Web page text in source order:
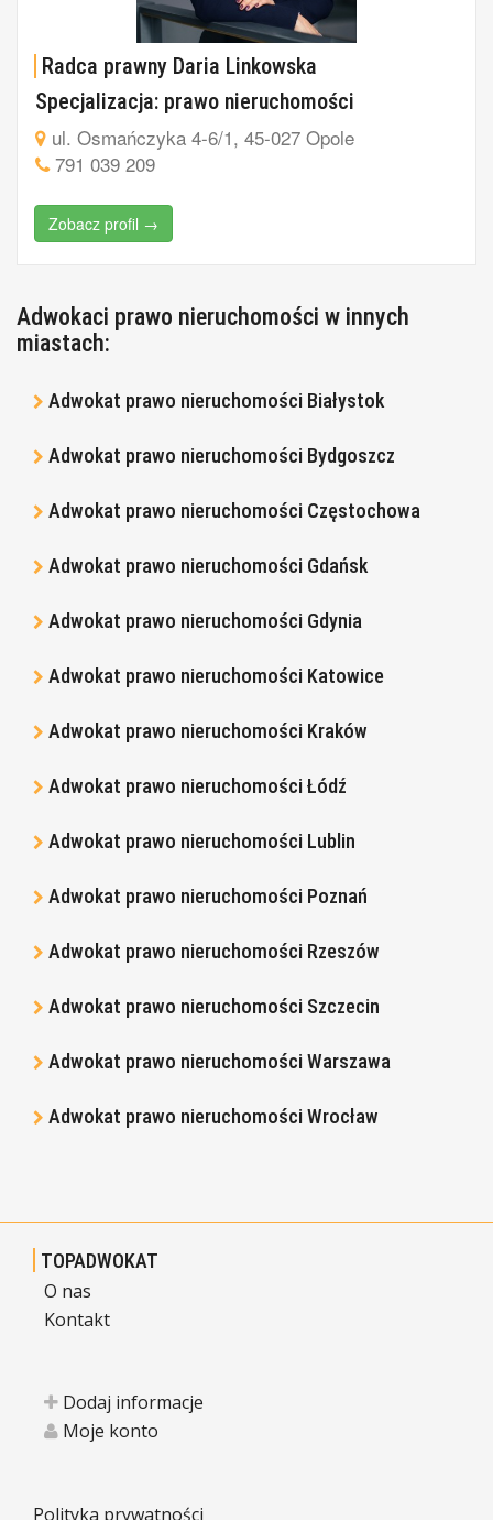
Radca prawny Daria Linkowska
Specjalizacja: prawo nieruchomości
ul. Osmańczyka 4-6/1, 45-027 Opole
791 039 209
Zobacz profil →
Adwokaci prawo nieruchomości w innych
miastach:
Adwokat prawo nieruchomości Białystok
Adwokat prawo nieruchomości Bydgoszcz
Adwokat prawo nieruchomości Częstochowa
Adwokat prawo nieruchomości Gdańsk
Adwokat prawo nieruchomości Gdynia
Adwokat prawo nieruchomości Katowice
Adwokat prawo nieruchomości Kraków
Adwokat prawo nieruchomości Łódź
Adwokat prawo nieruchomości Lublin
Adwokat prawo nieruchomości Poznań
Adwokat prawo nieruchomości Rzeszów
Adwokat prawo nieruchomości Szczecin
Adwokat prawo nieruchomości Warszawa
Adwokat prawo nieruchomości Wrocław
TOPADWOKAT
O nas
Kontakt
Dodaj informacje
Moje konto
Polityka prywatności